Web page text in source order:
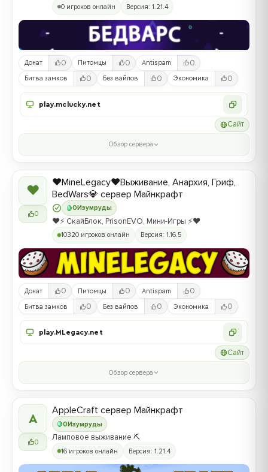
0 игроков онлайн Версия: 1.21.4
Донат 0 Питомцы 0 Antispam 0
Битва замков 0 Без вайпов 0 Экономика 0
play.mclucky.net
Сайт
Обзор сервера
❤
0
0 Изумруды
❤️MineLegacy❤️Выживание, Анархия, Гриф,
BedWars💎 сервер Майнкрафт
❤️⚡️ СкайБлок, PrisonEVO, Мини-Игры ⚡️❤️
10320 игроков онлайн Версия: 1.16.5
Донат 0 Питомцы 0 Antispam 0
Битва замков 0 Без вайпов 0 Экономика 0
play.MLegacy.net
Сайт
Обзор сервера
A
0
0Изумруды
AppleCraft сервер Майнкрафт
Ламповое выживание ⛏️
16 игроков онлайн Версия: 1.21.4